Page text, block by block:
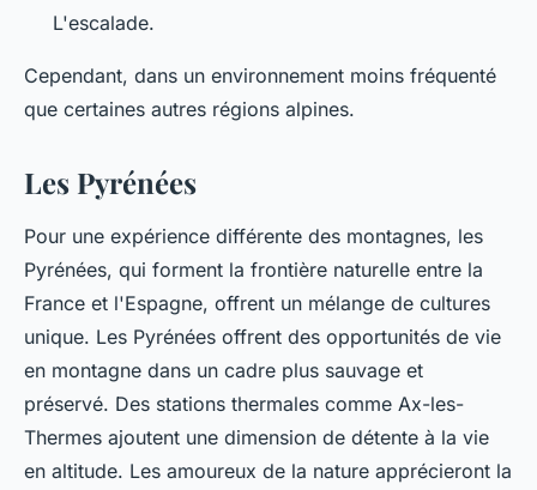
L'escalade.
Cependant, dans un environnement moins fréquenté
que certaines autres régions alpines.
Les Pyrénées
Pour une expérience différente des montagnes, les
Pyrénées, qui forment la frontière naturelle entre la
France et l'Espagne, offrent un mélange de cultures
unique. Les Pyrénées offrent des opportunités de vie
en montagne dans un cadre plus sauvage et
préservé. Des stations thermales comme Ax-les-
Thermes ajoutent une dimension de détente à la vie
en altitude. Les amoureux de la nature apprécieront la